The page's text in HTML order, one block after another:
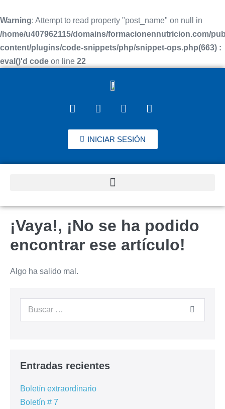
Warning: Attempt to read property "post_name" on null in
/home/u407962115/domains/formacionennutricion.com/
content/plugins/code-snippets/php/snippet-ops.php(663) :
eval()'d code on line 22
INICIAR SESIÓN
¡Vaya!, ¡No se ha podido
encontrar ese artículo!
Algo ha salido mal.
Entradas recientes
Boletín extraordinario
Boletín # 7